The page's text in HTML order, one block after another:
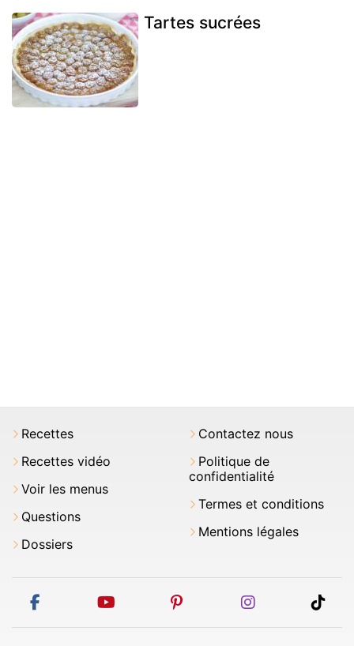
Tartes sucrées
Recettes
Recettes vidéo
Voir les menus
Questions
Dossiers
Contactez nous
Politique de
confidentialité
Termes et conditions
Mentions légales
facebook youtube pinterest instagram